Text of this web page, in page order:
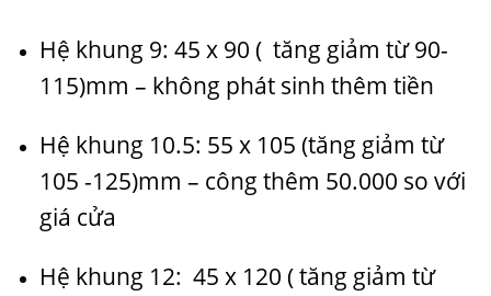
Hệ khung 9: 45 x 90 ( tăng giảm từ 90-
115)mm – không phát sinh thêm tiền
Hệ khung 10.5: 55 x 105 (tăng giảm từ
105 -125)mm – công thêm 50.000 so với
giá cửa
Hệ khung 12: 45 x 120 ( tăng giảm từ